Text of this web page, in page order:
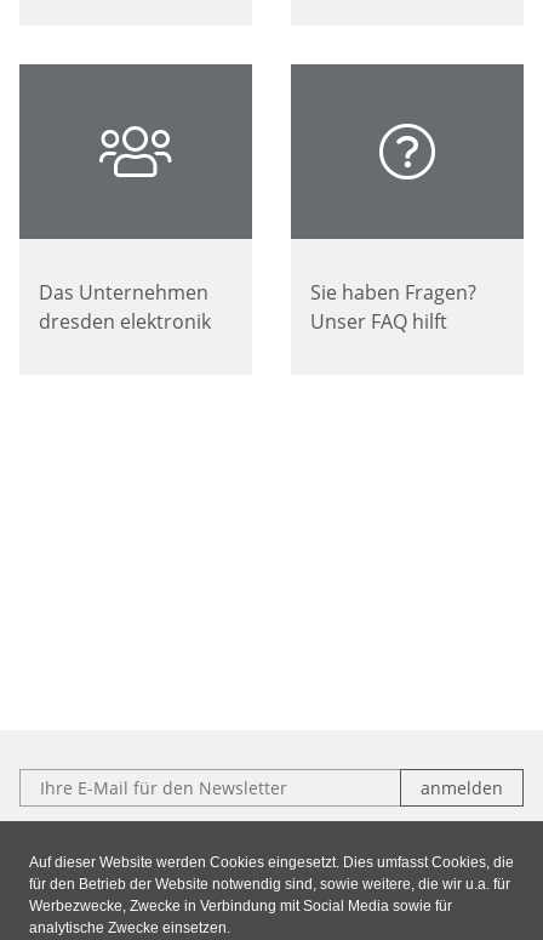
Auf dieser Website werden Cookies eingesetzt. Dies umfasst Cookies, die
für den Betrieb der Website notwendig sind, sowie weitere, die wir u.a. für
Werbezwecke, Zwecke in Verbindung mit Social Media sowie für
analytische Zwecke einsetzen.
Das Unternehmen
dresden elektronik
Sie haben Fragen?
Unser FAQ hilft
E-Mail:
Facebook
Instagram
XingLinkedIn